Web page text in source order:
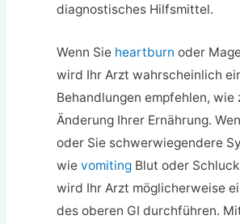
diagnostisches Hilfsmittel.
Wenn Sie heartburn oder
wird Ihr Arzt wahrscheinlich
Behandlungen empfehlen, wie
Änderung Ihrer Ernährung.
oder Sie schwerwiegendere
wievomiting Blut oder
wird Ihr Arzt möglicherweise
des oberen GI durchführen.